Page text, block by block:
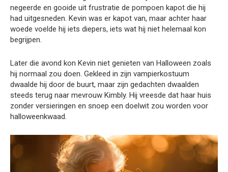
negeerde en gooide uit frustratie de pompoen kapot die hij
had uitgesneden. Kevin was er kapot van, maar achter haar
woede voelde hij iets diepers, iets wat hij niet helemaal kon
begrijpen.
Later die avond kon Kevin niet genieten van Halloween zoals
hij normaal zou doen. Gekleed in zijn vampierkostuum
dwaalde hij door de buurt, maar zijn gedachten dwaalden
steeds terug naar mevrouw Kimbly. Hij vreesde dat haar huis
zonder versieringen en snoep een doelwit zou worden voor
halloweenkwaad.